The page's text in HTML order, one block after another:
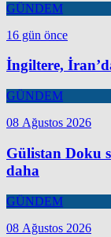
GÜNDEM
16 gün önce
İngiltere,
GÜNDEM
08 Ağustos 2026
Gülistan Doku
daha
GÜNDEM
08 Ağustos 2026